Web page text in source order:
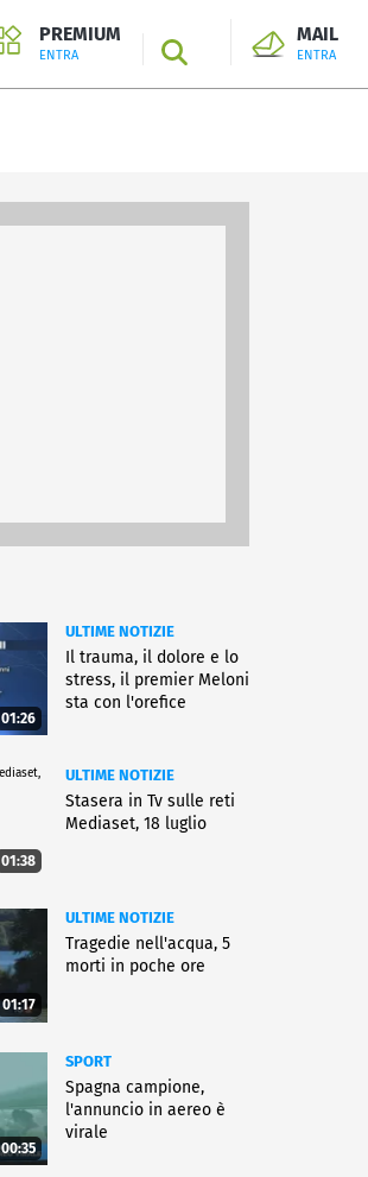
PREMIUM
ENTRA SEARCH
MAIL
ENTRA
01:26
ULTIME NOTIZIE
Il trauma, il dolore e lo
stress, il premier Meloni
sta con l'orefice
01:38
ULTIME NOTIZIE
Stasera in Tv sulle reti
Mediaset, 18 luglio
01:17
ULTIME NOTIZIE
Tragedie nell'acqua, 5
morti in poche ore
00:35
SPORT
Spagna campione,
l'annuncio in aereo è
virale